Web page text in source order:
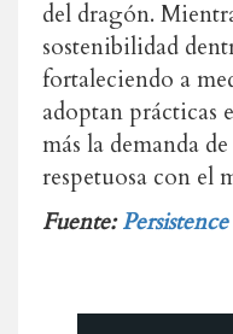
del dragón.
sostenibilidad
fortaleciendo a
adoptan prácticas
más la demanda
respetuosa con el
Fuente: